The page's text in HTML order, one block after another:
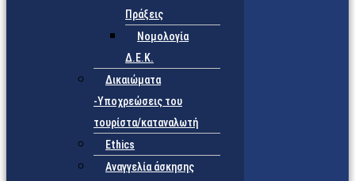
Πράξεις
Νομολογία
Δ.Ε.Κ.
Δικαιώματα
-Υποχρεώσεις του
τουρίστα/καταναλωτή
Ethics
Αναγγελία άσκησης